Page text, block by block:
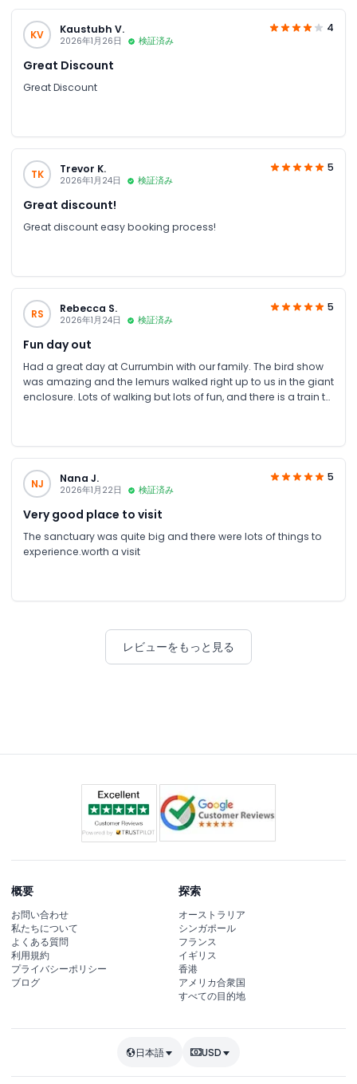
KV Kaustubh V.
2026年1月26日 検証済み
4
Great Discount
Great Discount
TK Trevor K.
2026年1月24日 検証済み
5
Great discount!
Great discount easy booking process!
RS Rebecca S.
2026年1月24日 検証済み
5
Fun day out
Had a great day at Currumbin with our family. The bird show
was amazing and the lemurs walked right up to us in the giant
enclosure. Lots of walking but lots of fun, and there is a train to
NJ Nana J.
2026年1月22日 検証済み
5
Very good place to visit
The sanctuary was quite big and there were lots of things to
experience.worth a visit
レビューをもっと見る
概要
お問い合わせ
私たちについて
よくある質問
利用規約
プライバシーポリシー
ブログ
探索
オーストラリア
シンガポール
フランス
イギリス
香港
アメリカ合衆国
すべての目的地
日本語 USD